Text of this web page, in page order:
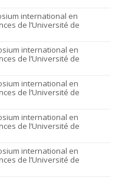
international en
de l’Université de
international en
de l’Université de
international en
de l’Université de
international en
de l’Université de
international en
de l’Université de